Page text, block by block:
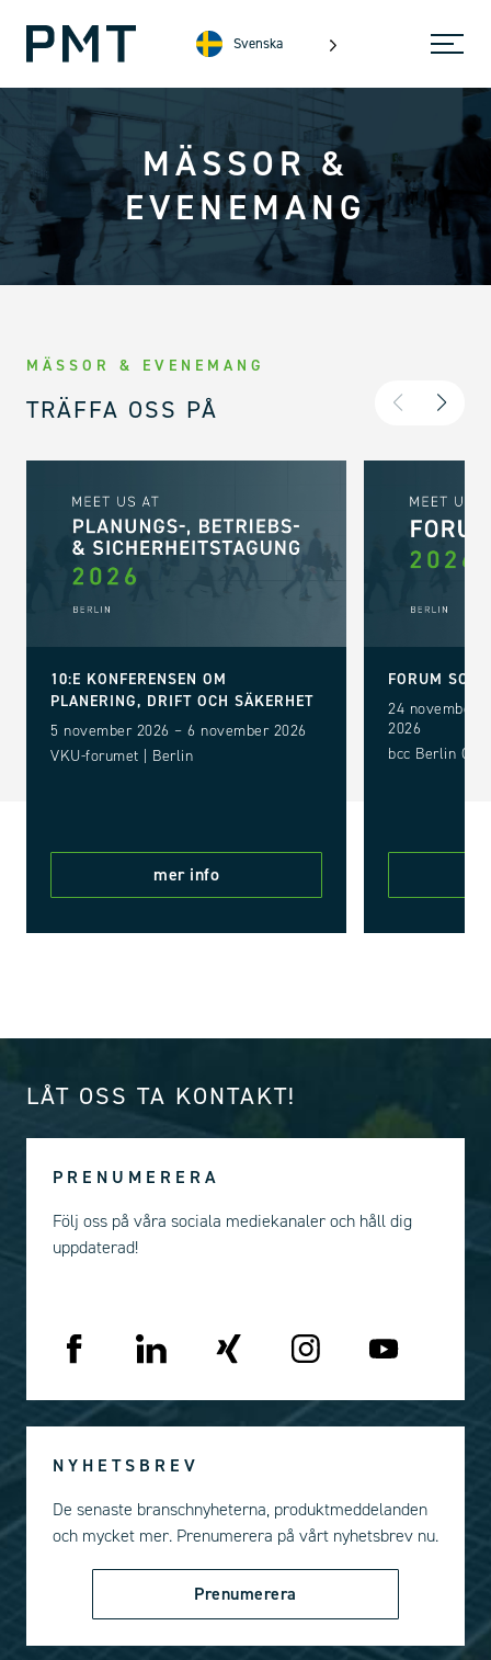
Svenska
MÄSSOR &
EVENEMANG
MÄSSOR & EVENEMANG
TRÄFFA OSS PÅ
10:E KONFERENSEN OM
PLANERING, DRIFT OCH SÄKERHET
5 november 2026 – 6 november 2026
VKU-forumet | Berlin
mer info
FORUM
24 november
2026
bcc Berlin
LÅT OSS TA KONTAKT!
PRENUMERERA
Följ oss på våra sociala mediekanaler och håll dig
uppdaterad!
NYHETSBREV
De senaste branschnyheterna, produktmeddelanden
och mycket mer. Prenumerera på vårt nyhetsbrev nu.
Prenumerera